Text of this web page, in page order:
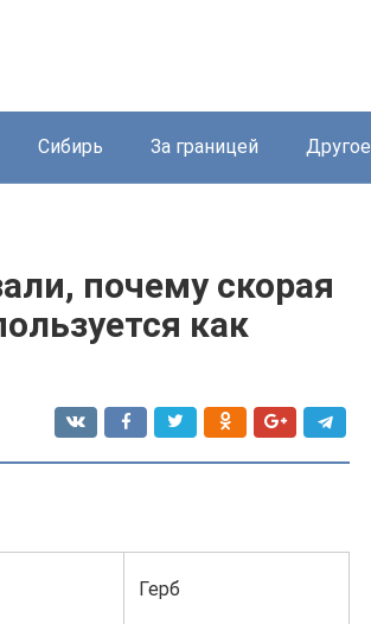
Сибирь За границей Другое
почему скорая
как
Герб